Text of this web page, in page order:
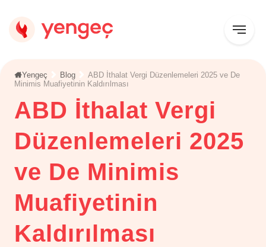
Yengeç Blog
ABD İthalat Vergi Düzenlemeleri 2025 ve De
Minimis Muafiyetinin Kaldırılması
ABD İthalat Vergi
Düzenlemeleri 2025
ve De Minimis
Muafiyetinin
Kaldırılması